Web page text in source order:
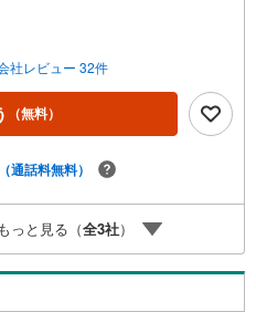
間収納 シャッター付東宝ハウ
一人を知り、理解することから
きちんとお聞きし、しっかり話
ーションが大切になります。だ
客様にベストな「住まい」をご提
です。インターネット予約で当日
希望の方は「ご要望・ご質問欄」
績において、全国第9位の売買仲
りたくさんのお客様からのお言葉
しく素敵なお家探しをお約束しま
ようと思われたらまずは、お気軽
てみませんか？スタッフ一同お
社レビュー 32件
（無料）
（通話料無料）
っと見る（全3社）